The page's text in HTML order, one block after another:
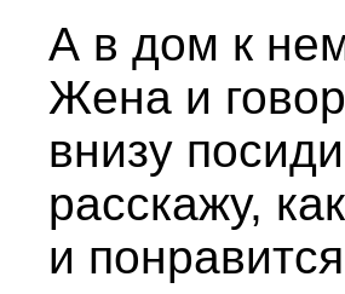
А в дом к
Жена и
внизу
расскажу,
и